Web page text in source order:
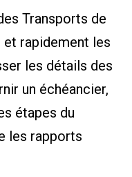
Transports de
rapidement les
les détails des
un échéancier,
étapes du
les rapports